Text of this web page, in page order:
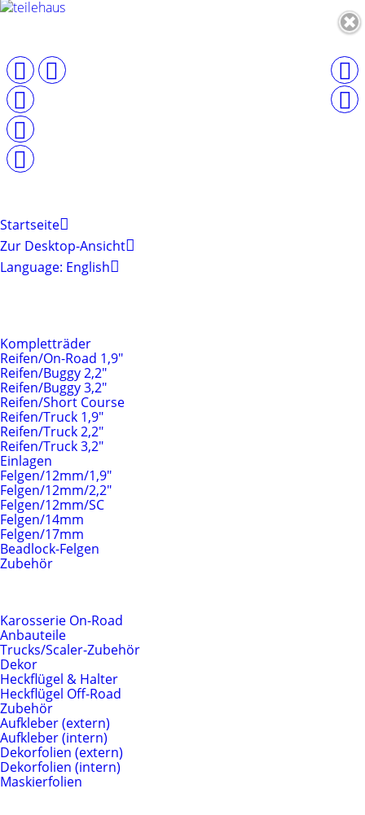
Startseite
Zur Desktop-Ansicht
Language: English
Kompletträder
Reifen/On-Road 1,9"
Reifen/Buggy 2,2"
Reifen/Buggy 3,2"
Reifen/Short Course
Reifen/Truck 1,9"
Reifen/Truck 2,2"
Reifen/Truck 3,2"
Einlagen
Felgen/12mm/1,9"
Felgen/12mm/2,2"
Felgen/12mm/SC
Felgen/14mm
Felgen/17mm
Beadlock-Felgen
Zubehör
Karosserie On-Road
Anbauteile
Trucks/Scaler-Zubehör
Dekor
Heckflügel & Halter
Heckflügel Off-Road
Zubehör
Aufkleber (extern)
Aufkleber (intern)
Dekorfolien (extern)
Dekorfolien (intern)
Maskierfolien